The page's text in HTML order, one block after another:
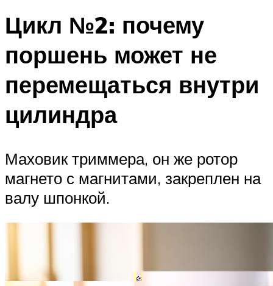
Цикл №2: почему
поршень может не
перемещаться внутри
цилиндра
Маховик триммера, он же ротор
магнето с магнитами, закреплен на
валу шпонкой.